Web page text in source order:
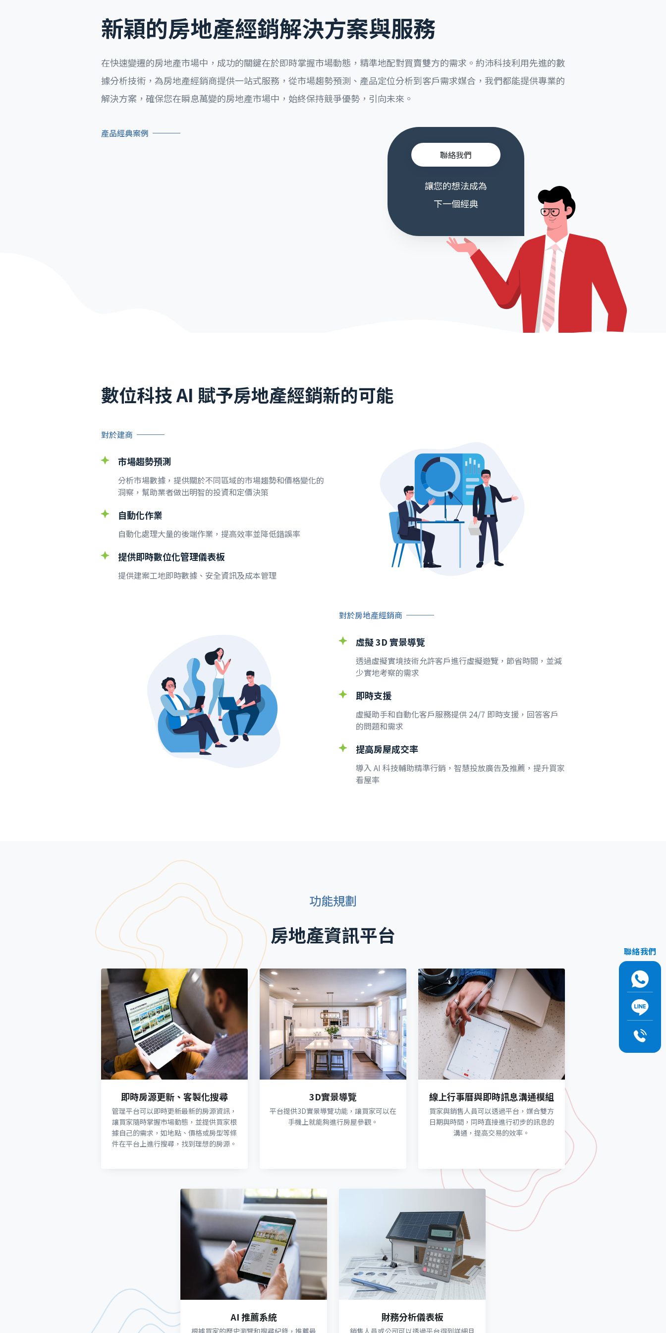
新穎的房地產經銷解決方案與服務
在快速變遷的房地產市場中，成功的關鍵在於即時掌握市場動態，精準地配對買賣雙方的需求。約沛科技利用先進的數
據分析技術，為房地產經銷商提供一站式服務，從市場趨勢預測、產品定位分析到客戶需求媒合，我們都能提供專業的
解決方案，確保您在瞬息萬變的房地產市場中，始終保持競爭優勢，引向未來。
產品經典案例
聯絡我們
讓您的想法成為
下一個經典
數位科技 AI 賦予房地產經銷新的可能
對於建商
市場趨勢預測
分析市場數據，提供關於不同區域的市場趨勢和價格變化的
洞察，幫助業者做出明智的投資和定價決策
自動化作業
自動化處理大量的後端作業，提高效率並降低錯誤率
提供即時數位化管理儀表板
提供建案工地即時數據、安全資訊及成本管理
對於房地產經銷商
虛擬 3D 實景導覽
透過虛擬實境技術允許客戶進行虛擬遊覽，節省時間，並減
少實地考察的需求
即時支援
虛擬助手和自動化客戶服務提供 24/7 即時支援，回答客戶
的問題和需求
提高房屋成交率
導入 AI 科技輔助精準行銷，智慧投放廣告及推薦，提升買家
看屋率
功能規劃
房地產資訊平台
即時房源更新、客製化搜尋
管理平台可以即時更新最新的房源資訊，
讓買家隨時掌握市場動態，並提供買家根
據自己的需求，如地點、價格或房型等條
件在平台上進行搜尋，找到理想的房源。
3D實景導覽
平台提供3D實景導覽功能，讓買家可以在
手機上就能夠進行房屋參觀。
線上行事曆與即時訊息溝通模組
買家與銷售人員可以透過平台，媒合雙方
日期與時間，同時直接進行初步的訊息的
溝通，提高交易的效率。
AI 推薦系統
根據買家的歷史瀏覽和搜尋紀錄，推薦最
財務分析儀表板
銷售人員或公司可以透過平台得到詳細且
聯絡我們